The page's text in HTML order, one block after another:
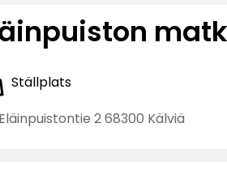
Ställplats
Eläinpuistontie 268300 Kälviä